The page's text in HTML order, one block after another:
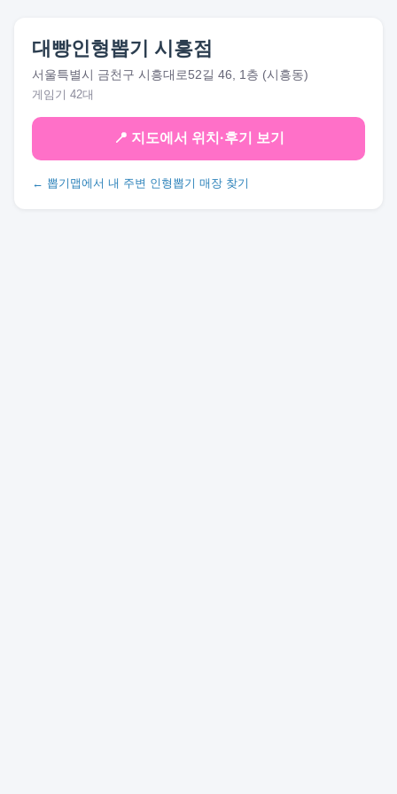
대빵인형뽑기 시흥점
서울특별시 금천구 시흥대로52길 46, 1층 (시흥동)
게임기 42대
📍 지도에서 위치·후기 보기
← 뽑기맵에서 내 주변 인형뽑기 매장 찾기